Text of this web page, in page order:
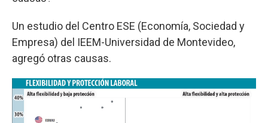
Un estudio del Centro ESE (Economía, Sociedad y
Empresa) del IEEM-Universidad de Montevideo,
agregó otras causas.